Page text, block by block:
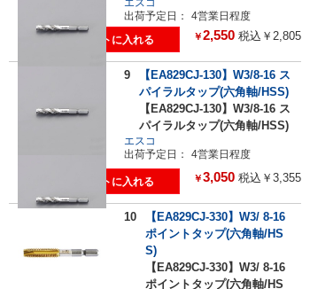
出荷予定日：
4営業日程度
￥2,550 税込￥2,805
9
【EA829CJ-130】W3/8-16 ス
パイラルタップ(六角軸/HSS)
【EA829CJ-130】W3/8-16 ス
パイラルタップ(六角軸/HSS)
エスコ
出荷予定日：
4営業日程度
￥3,050 税込￥3,355
10
【EA829CJ-330】W3/ 8-16
ポイントタップ(六角軸/HS
S)
【EA829CJ-330】W3/ 8-16
ポイントタップ(六角軸/HS